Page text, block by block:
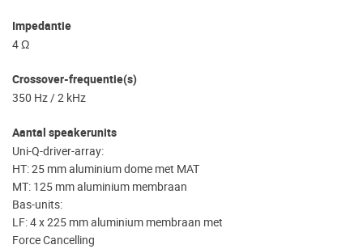
Impedantie
4 Ω
Crossover-frequentie(s)
350 Hz / 2 kHz
Aantal speakerunits
Uni-Q-driver-array:
HT: 25 mm aluminium dome met MAT
MT: 125 mm aluminium membraan
Bas-units:
LF: 4 x 225 mm aluminium membraan met
Force Cancelling